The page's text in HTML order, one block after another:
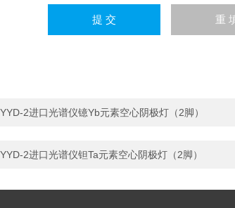
YYD-2进口光谱仪镱Yb元素空心阴极灯（2脚）
YYD-2进口光谱仪钽Ta元素空心阴极灯（2脚）